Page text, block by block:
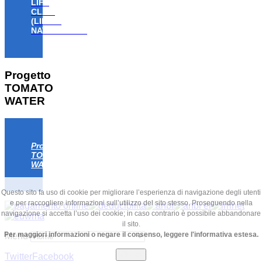
LIFE
CLAW
(LIFE18
NAT/IT/000806)
Progetto
TOMATO
WATER
Progetto
TOMATO
WATER
Menu
TwitterFacebook
Questo sito fa uso di cookie per migliorare l’esperienza di navigazione degli utenti
e per raccogliere informazioni sull’utilizzo del sito stesso. Proseguendo nella
navigazione si accetta l’uso dei cookie; in caso contrario è possibile abbandonare
il sito.
Per maggiori informazioni o negare il consenso, leggere l'informativa estesa.